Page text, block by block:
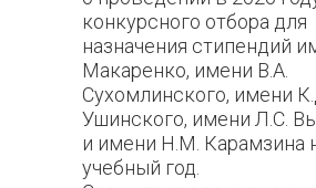
конкурсного отбора для
назначения стипендий
Макаренко, имени В.А.
Сухомлинского, имени
Ушинского, имени Л.С.
и имени Н.М. Карамзина
учебный год.